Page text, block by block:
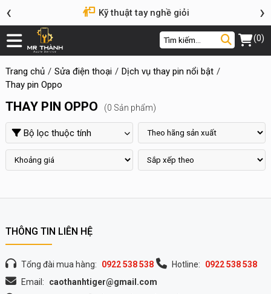
Kỹ thuật tay nghề giỏi
‹ ›
(0)
Trang chủ Sửa điện thoại
Dịch vụ thay pin nổi bật
Thay pin Oppo
THAY PIN OPPO (0 Sản phẩm)
Bộ lọc thuộc tính
THÔNG TIN LIÊN HỆ
Tổng đài mua hàng: 0922 538 538 Hotline:
0922 538 538
Email:
caothanhtiger@gmail.com